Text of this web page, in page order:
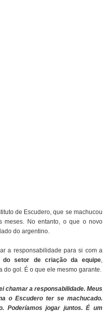
de Escudero, que se machucou
meses. No entanto, o que o novo
do argentino.
a responsabilidade para si com a
do setor de criação da equipe,
do gol. É o que ele mesmo garante.
chamar a responsabilidade. Meus
o Escudero ter se machucado.
Poderíamos jogar juntos. É um